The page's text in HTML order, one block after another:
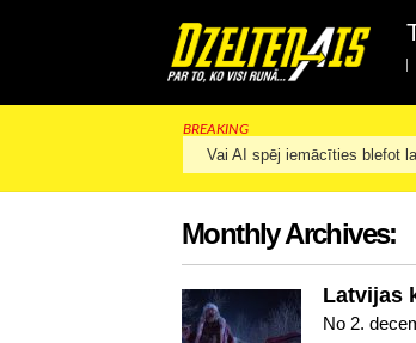
BREAKING
Vai AI spēj iemācīties blefot
Monthly Archives:
Latvijas
No 2.